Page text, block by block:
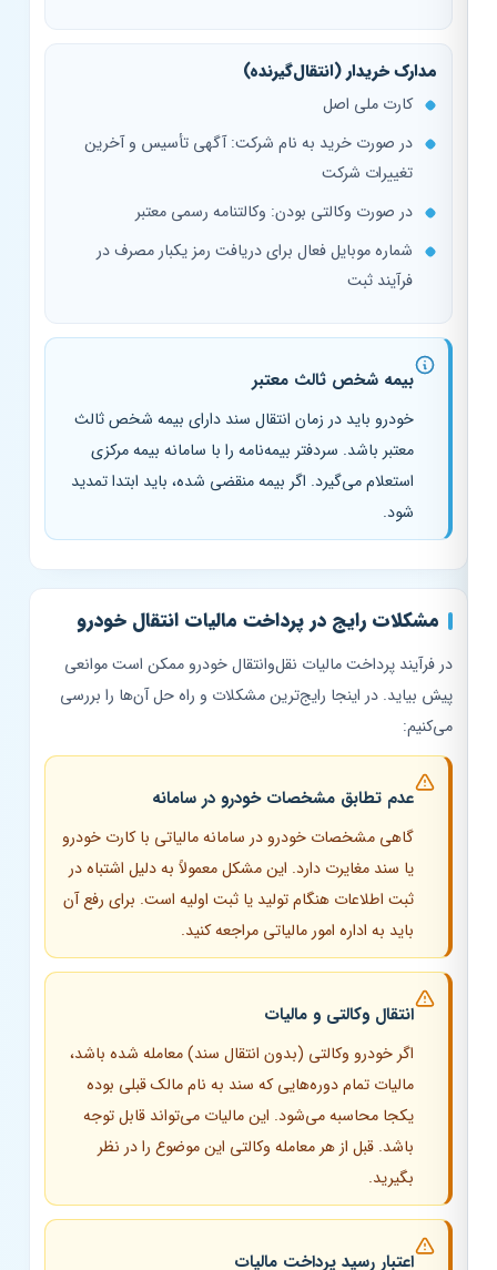
مدارک خریدار (انتقال‌گیرنده)
کارت ملی اصل
در صورت خرید به نام شرکت: آگهی تأسیس و آخرین
تغییرات شرکت
در صورت وکالتی بودن: وکالتنامه رسمی معتبر
شماره موبایل فعال برای دریافت رمز یکبار مصرف در
فرآیند ثبت
بیمه شخص ثالث معتبر
خودرو باید در زمان انتقال سند دارای بیمه شخص ثالث
معتبر باشد. سردفتر بیمه‌نامه را با سامانه بیمه مرکزی
استعلام می‌گیرد. اگر بیمه منقضی شده، باید ابتدا تمدید
شود.
مشکلات رایج در پرداخت مالیات انتقال خودرو
در فرآیند پرداخت مالیات نقل‌وانتقال خودرو ممکن است موانعی
پیش بیاید. در اینجا رایج‌ترین مشکلات و راه حل آن‌ها را بررسی
می‌کنیم:
عدم تطابق مشخصات خودرو در سامانه
گاهی مشخصات خودرو در سامانه مالیاتی با کارت خودرو
یا سند مغایرت دارد. این مشکل معمولاً به دلیل اشتباه در
ثبت اطلاعات هنگام تولید یا ثبت اولیه است. برای رفع آن
باید به اداره امور مالیاتی مراجعه کنید.
انتقال وکالتی و مالیات
اگر خودرو وکالتی (بدون انتقال سند) معامله شده باشد،
مالیات تمام دوره‌هایی که سند به نام مالک قبلی بوده
یکجا محاسبه می‌شود. این مالیات می‌تواند قابل توجه
باشد. قبل از هر معامله وکالتی این موضوع را در نظر
بگیرید.
اعتبار رسید پرداخت مالیات